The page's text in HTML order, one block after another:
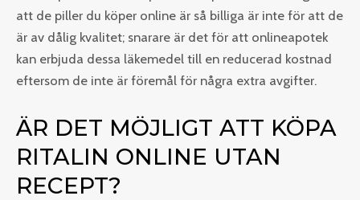
att de piller du köper online är så billiga är inte för att de
är av dålig kvalitet; snarare är det för att onlineapotek
kan erbjuda dessa läkemedel till en reducerad kostnad
eftersom de inte är föremål för några extra avgifter.
ÄR DET MÖJLIGT ATT KÖPA
RITALIN ONLINE UTAN
RECEPT?